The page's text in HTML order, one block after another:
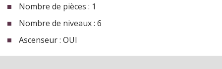
Nombre de pièces : 1
Nombre de niveaux : 6
Ascenseur : OUI
la ville de roanne (42300)